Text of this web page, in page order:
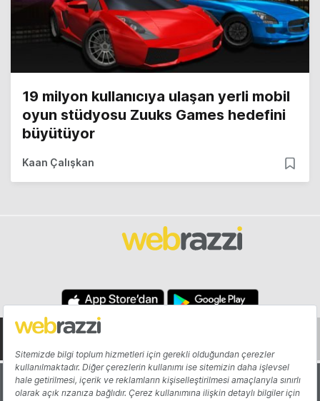
19 milyon kullanıcıya ulaşan yerli mobil
oyun stüdyosu Zuuks Games hedefini
büyütüyor
Kaan Çalışkan
Hakkında Yazarlar